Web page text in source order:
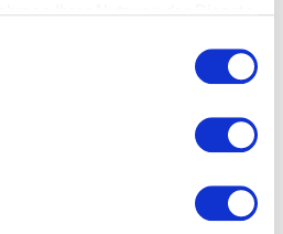
Webseite weiterhin nutzen.